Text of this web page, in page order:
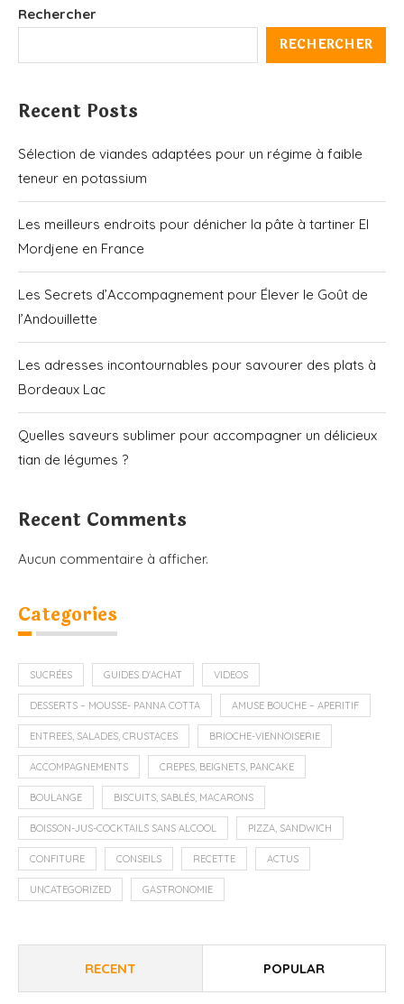
Rechercher
RECHERCHER
Recent Posts
Sélection de viandes adaptées pour un régime à faible
teneur en potassium
Les meilleurs endroits pour dénicher la pâte à tartiner El
Mordjene en France
Les Secrets d’Accompagnement pour Élever le Goût de
l’Andouillette
Les adresses incontournables pour savourer des plats à
Bordeaux Lac
Quelles saveurs sublimer pour accompagner un délicieux
tian de légumes ?
Recent Comments
Aucun commentaire à afficher.
Categories
SUCRÉES GUIDES D'ACHAT VIDEOS
DESSERTS – MOUSSE- PANNA COTTA AMUSE BOUCHE – APERITIF
ENTREES, SALADES, CRUSTACES BRIOCHE-VIENNOISERIE
ACCOMPAGNEMENTS CREPES, BEIGNETS, PANCAKE
BOULANGE BISCUITS, SABLÉS, MACARONS
BOISSON-JUS-COCKTAILS SANS ALCOOL PIZZA, SANDWICH
CONFITURE CONSEILS RECETTE ACTUS
UNCATEGORIZED GASTRONOMIE
RECENT POPULAR